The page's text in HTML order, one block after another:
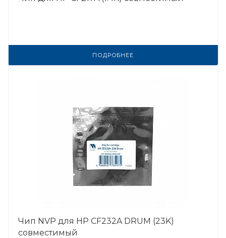
ПОДРОБНЕЕ
Чип NVP для HP CF232A DRUM (23K)
совместимый